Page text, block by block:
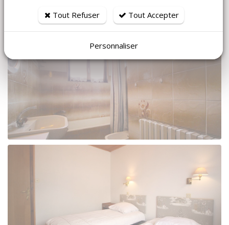
Tout Refuser Tout Accepter
Personnaliser